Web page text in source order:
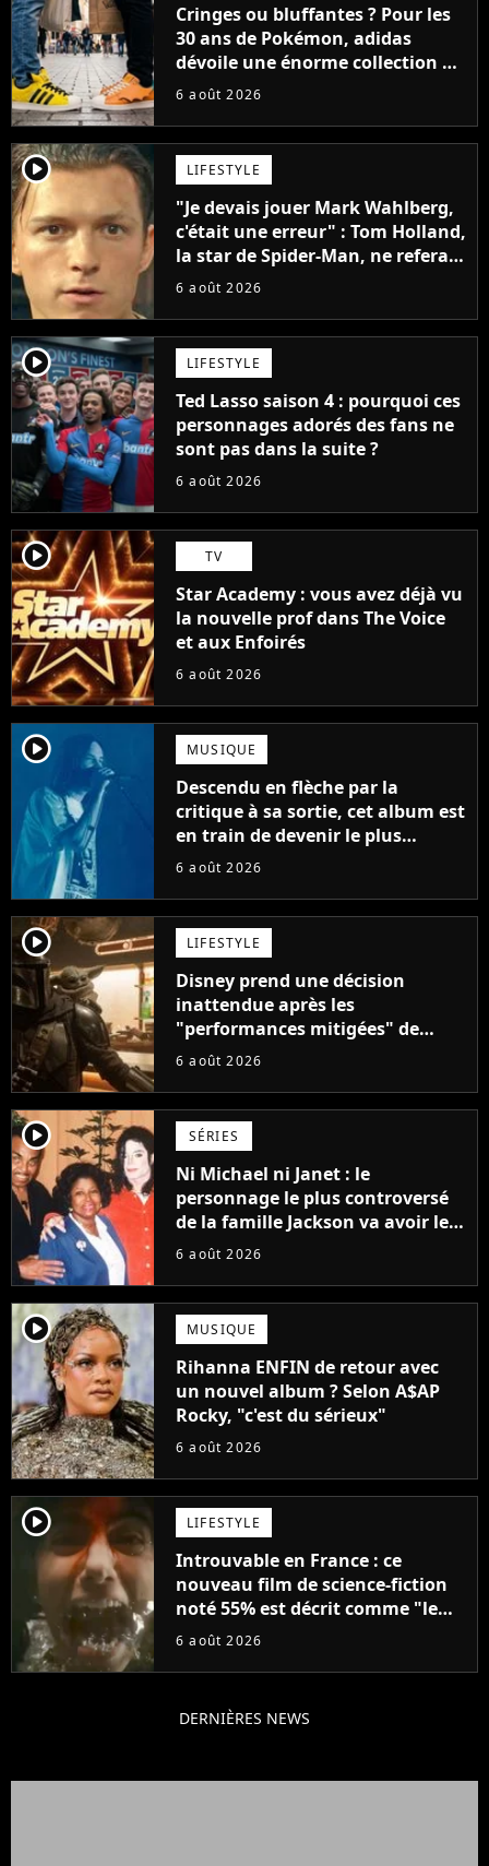
Cringes ou bluffantes ? Pour les
30 ans de Pokémon, adidas
dévoile une énorme collection de
sneakers et je ne sais pas quoi en
6 août 2026
player2 LIFESTYLE
"Je devais jouer Mark Wahlberg,
c'était une erreur" : Tom Holland,
la star de Spider-Man, ne referait
pas ce blockbuster
6 août 2026
player2 LIFESTYLE
Ted Lasso saison 4 : pourquoi ces
personnages adorés des fans ne
sont pas dans la suite ?
6 août 2026
player2 TV
Star Academy : vous avez déjà vu
la nouvelle prof dans The Voice
et aux Enfoirés
6 août 2026
player2 MUSIQUE
Descendu en flèche par la
critique à sa sortie, cet album est
en train de devenir le plus
populaire de son auteur
6 août 2026
player2 LIFESTYLE
Disney prend une décision
inattendue après les
"performances mitigées" de
Vaiana et The Mandalorian &
6 août 2026
player2 SÉRIES
Ni Michael ni Janet : le
personnage le plus controversé
de la famille Jackson va avoir le
droit à sa propre série
6 août 2026
player2 MUSIQUE
Rihanna ENFIN de retour avec
un nouvel album ? Selon A$AP
Rocky, "c'est du sérieux"
6 août 2026
player2 LIFESTYLE
Introuvable en France : ce
nouveau film de science-fiction
noté 55% est décrit comme "le
plus stupide de l'année"
6 août 2026
DERNIÈRES NEWS